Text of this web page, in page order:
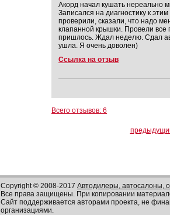
Акорд начал кушать нереально
Записался на диагностику к
проверили, сказали, что надо
клапанной крышки. Провели все
пришлось. Ждал неделю. Сдал
ушла. Я очень доволен)
Ссылка на отзыв
Всего отзывов: 6
Copyright © 2008-2017 Автодилеры, автосалоны,
Все права защищены. При копировании
Сайт поддерживается авторами проекта, не
организациями.